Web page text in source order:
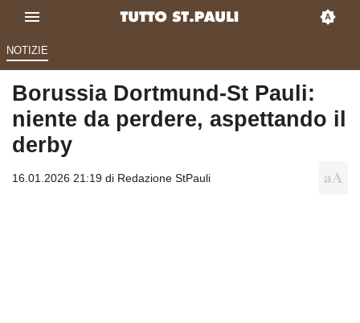
NOTIZIE
Borussia Dortmund-St Pauli:
niente da perdere, aspettando il
derby
16.01.2026 21:19 di Redazione StPauli